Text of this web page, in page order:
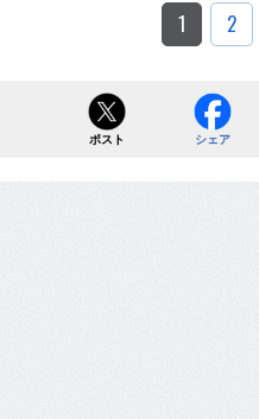
1 2
ポスト シェア